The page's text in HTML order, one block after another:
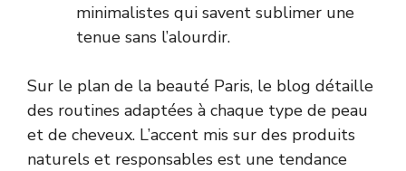
minimalistes qui savent sublimer une
tenue sans l’alourdir.
Sur le plan de la beauté Paris, le blog détaille
des routines adaptées à chaque type de peau
et de cheveux. L’accent mis sur des produits
naturels et responsables est une tendance